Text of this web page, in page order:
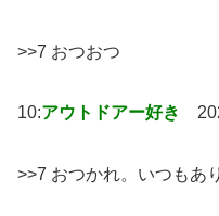
>>7 おつおつ
10:アウトドアー好き
>>7 おつかれ。いつもあ